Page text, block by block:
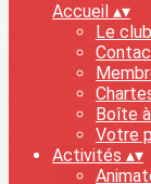
Accueil ▴▾
Le club
Boîte
Votre
Activités ▴▾